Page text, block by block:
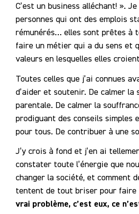
C’est un business alléchant! ».
personnes qui ont des emplois
rémunérés… elles sont prêtes à
faire un métier qui a du sens et
valeurs en lesquelles elles
Toutes celles que j’ai connues
d’aider et soutenir. De calmer la
parentale. De calmer la
prodiguant des conseils simples
pour tous. De contribuer à une
J’y crois à fond et j’en ai
constater toute l’énergie que
changer la société, et comment
tentent de tout briser pour faire
vrai problème, c’est eux, ce